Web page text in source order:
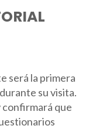
será la primera
su visita.
confirmará que